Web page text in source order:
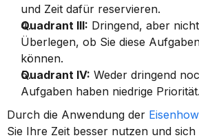
und Zeit dafür reservieren.
Quadrant III: Dringend, aber
Überlegen, ob Sie diese
können.
Quadrant IV: Weder dringend
Aufgaben haben niedrige Priorität.
Durch die Anwendung der
Sie Ihre Zeit besser nutzen und sich